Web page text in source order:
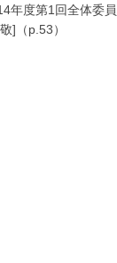
度第1回全体委員
]（p.53）